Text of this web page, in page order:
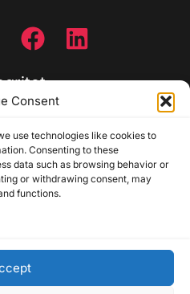
Consent
use technologies like cookies to
Consenting to these
data such as browsing behavior or
or withdrawing consent, may
functions.
policy
| Tipsa